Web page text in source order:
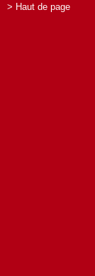
> Haut de page